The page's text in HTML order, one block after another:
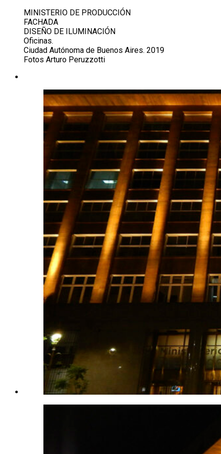
MINISTERIO DE PRODUCCIÓN
FACHADA
DISEÑO DE ILUMINACIÓN
Oficinas.
Ciudad Autónoma de Buenos Aires. 2019
Fotos Arturo Peruzzotti